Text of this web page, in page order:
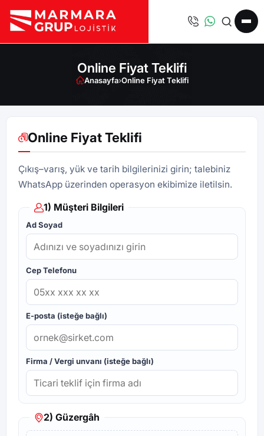
Online Fiyat Teklifi
Anasayfa›Online Fiyat Teklifi
Online Fiyat Teklifi
Çıkış–varış, yük ve tarih bilgilerinizi girin; talebiniz
WhatsApp üzerinden operasyon ekibimize iletilsin.
1) Müşteri Bilgileri
Ad Soyad
Cep Telefonu
E-posta (isteğe bağlı)
Firma / Vergi unvanı (isteğe bağlı)
2) Güzergâh